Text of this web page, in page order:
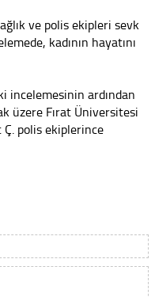
ve polis ekipleri sevk
kadının hayatını
incelemesinin ardından
üzere Fırat Üniversitesi
Ç. polis ekiplerince